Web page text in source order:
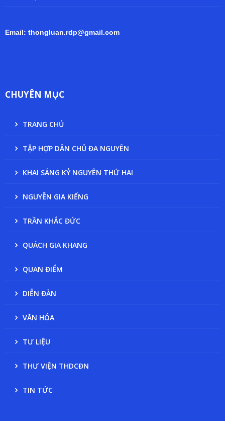
Email: thongluan.rdp@gmail.com
CHUYÊN MỤC
TRANG CHỦ
TẬP HỢP DÂN CHỦ ĐA NGUYÊN
KHAI SÁNG KỶ NGUYÊN THỨ HAI
NGUYỄN GIA KIỂNG
TRẦN KHẮC ĐỨC
QUÁCH GIA KHANG
QUAN ĐIỂM
DIỄN ĐÀN
VĂN HÓA
TƯ LIỆU
THƯ VIỆN THDCĐN
TIN TỨC